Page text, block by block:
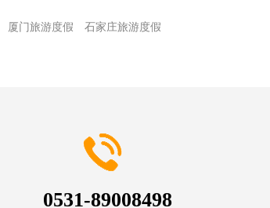
厦门旅游度假
石家庄旅游度假
0531-89008498